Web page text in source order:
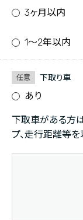
3ヶ月以内
1〜2年以内
任意 下取り車
あり
下取車がある方は
プ、走行距離等を